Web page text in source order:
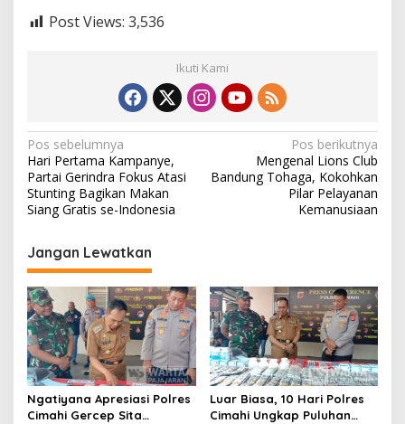
Post Views: 3,536
Ikuti Kami
N
a
v
i
g
a
s
i
p
o
s
Pos sebelumnya
Hari Pertama Kampanye,
Partai Gerindra Fokus Atasi
Stunting Bagikan Makan
Siang Gratis se-Indonesia
Pos berikutnya
Mengenal Lions Club
Bandung Tohaga, Kokohkan
Pilar Pelayanan
Kemanusiaan
Jangan Lewatkan
Ngatiyana Apresiasi Polres
Cimahi Gercep Sita
Luar Biasa, 10 Hari Polres
Cimahi Ungkap Puluhan